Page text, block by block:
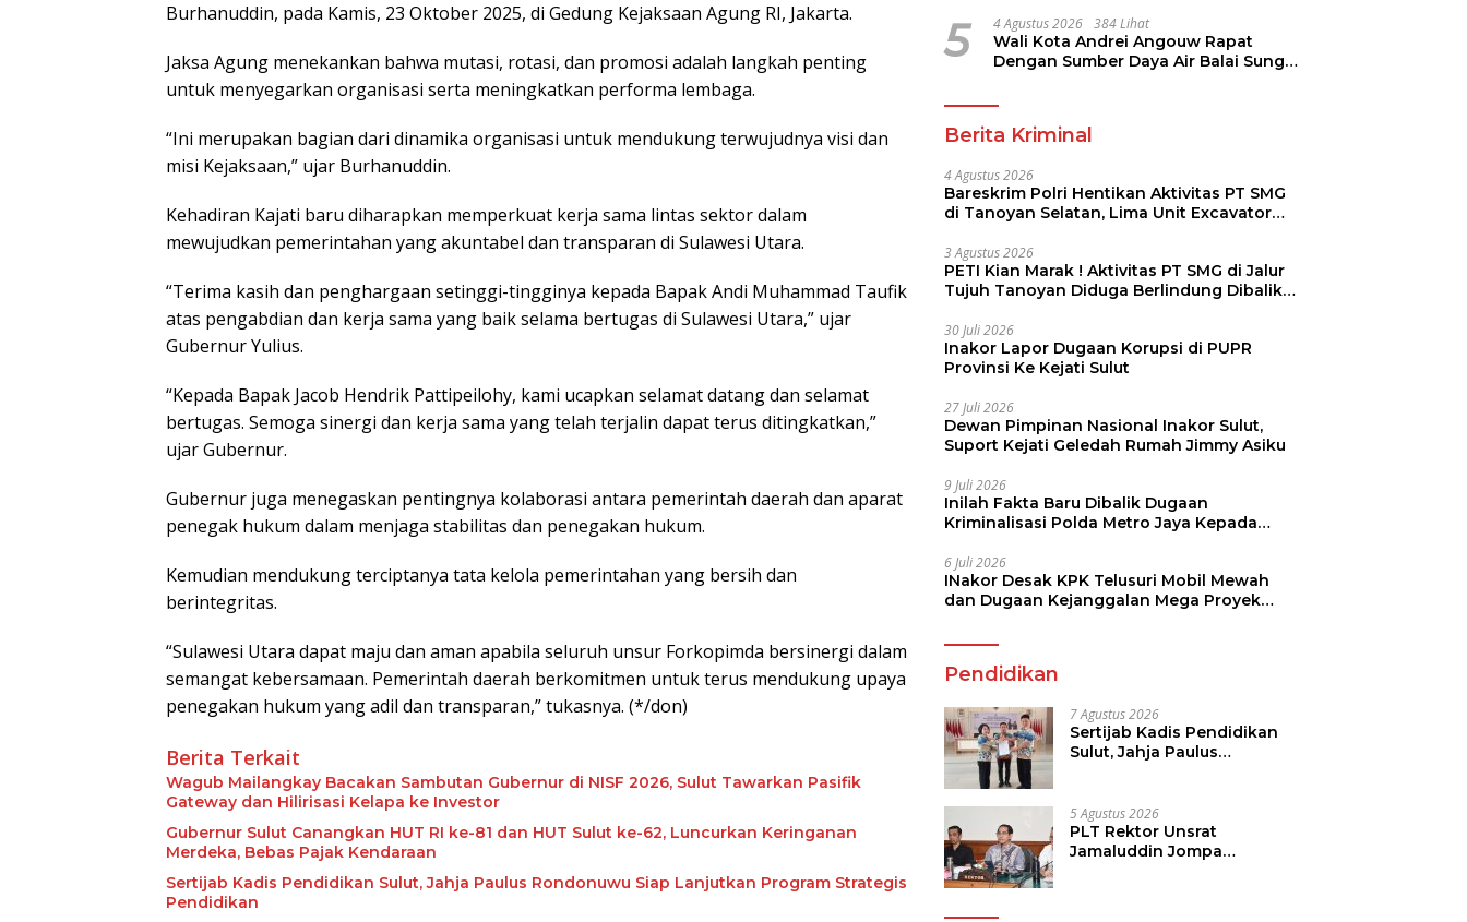
Burhanuddin, pada Kamis, 23 Oktober 2025, di Gedung Kejaksaan Agung RI, Jakarta.
Jaksa Agung menekankan bahwa mutasi, rotasi, dan promosi adalah langkah penting
untuk menyegarkan organisasi serta meningkatkan performa lembaga.
“Ini merupakan bagian dari dinamika organisasi untuk mendukung terwujudnya visi dan
misi Kejaksaan,” ujar Burhanuddin.
Kehadiran Kajati baru diharapkan memperkuat kerja sama lintas sektor dalam
mewujudkan pemerintahan yang akuntabel dan transparan di Sulawesi Utara.
“Terima kasih dan penghargaan setinggi-tingginya kepada Bapak Andi Muhammad Taufik
atas pengabdian dan kerja sama yang baik selama bertugas di Sulawesi Utara,” ujar
Gubernur Yulius.
“Kepada Bapak Jacob Hendrik Pattipeilohy, kami ucapkan selamat datang dan selamat
bertugas. Semoga sinergi dan kerja sama yang telah terjalin dapat terus ditingkatkan,”
ujar Gubernur.
Gubernur juga menegaskan pentingnya kolaborasi antara pemerintah daerah dan aparat
penegak hukum dalam menjaga stabilitas dan penegakan hukum.
Kemudian mendukung terciptanya tata kelola pemerintahan yang bersih dan
berintegritas.
“Sulawesi Utara dapat maju dan aman apabila seluruh unsur Forkopimda bersinergi dalam
semangat kebersamaan. Pemerintah daerah berkomitmen untuk terus mendukung upaya
penegakan hukum yang adil dan transparan,” tukasnya. (*/don)
Berita Terkait
Wagub Mailangkay Bacakan Sambutan Gubernur di NISF 2026, Sulut Tawarkan Pasifik
Gateway dan Hilirisasi Kelapa ke Investor
Gubernur Sulut Canangkan HUT RI ke-81 dan HUT Sulut ke-62, Luncurkan Keringanan
Merdeka, Bebas Pajak Kendaraan
Sertijab Kadis Pendidikan Sulut, Jahja Paulus Rondonuwu Siap Lanjutkan Program Strategis
Pendidikan
Pramuka
5 4 Agustus 2026 384 Lihat
Wali Kota Andrei Angouw Rapat
Dengan Sumber Daya Air Balai Sungai
Berita Kriminal
4 Agustus 2026
Bareskrim Polri Hentikan Aktivitas PT SMG
di Tanoyan Selatan, Lima Unit Excavator
3 Agustus 2026
PETI Kian Marak ! Aktivitas PT SMG di Jalur
Tujuh Tanoyan Diduga Berlindung Dibalik
30 Juli 2026
Inakor Lapor Dugaan Korupsi di PUPR
Provinsi Ke Kejati Sulut
27 Juli 2026
Dewan Pimpinan Nasional Inakor Sulut,
Suport Kejati Geledah Rumah Jimmy Asiku
9 Juli 2026
Inilah Fakta Baru Dibalik Dugaan
Kriminalisasi Polda Metro Jaya Kepada
6 Juli 2026
INakor Desak KPK Telusuri Mobil Mewah
dan Dugaan Kejanggalan Mega Proyek
Pendidikan
7 Agustus 2026
Sertijab Kadis Pendidikan
Sulut, Jahja Paulus
Pendidikan
5 Agustus 2026
PLT Rektor Unsrat
Jamaluddin Jompa